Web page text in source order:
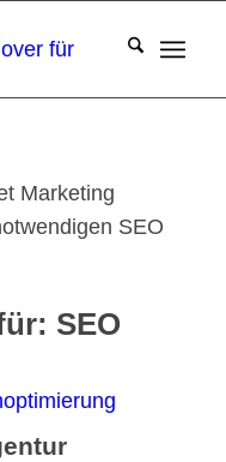
Marketing
SEO
SEO